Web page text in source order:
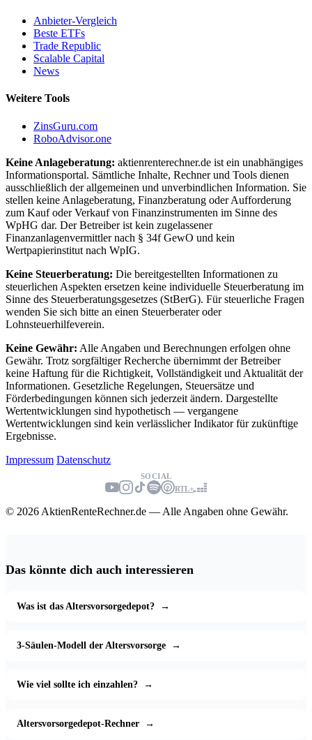
Anbieter-Vergleich
Beste ETFs
Trade Republic
Scalable Capital
News
Weitere Tools
ZinsGuru.com
RoboAdvisor.one
Keine Anlageberatung: aktienrenterechner.de ist ein unabhängiges
Informationsportal. Sämtliche Inhalte, Rechner und Tools dienen
ausschließlich der allgemeinen und unverbindlichen Information. Sie
stellen keine Anlageberatung, Finanzberatung oder Aufforderung
zum Kauf oder Verkauf von Finanzinstrumenten im Sinne des
WpHG dar. Der Betreiber ist kein zugelassener
Finanzanlagenvermittler nach § 34f GewO und kein
Wertpapierinstitut nach WpIG.
Keine Steuerberatung: Die bereitgestellten Informationen zu
steuerlichen Aspekten ersetzen keine individuelle Steuerberatung im
Sinne des Steuerberatungsgesetzes (StBerG). Für steuerliche Fragen
wenden Sie sich bitte an einen Steuerberater oder
Lohnsteuerhilfeverein.
Keine Gewähr: Alle Angaben und Berechnungen erfolgen ohne
Gewähr. Trotz sorgfältiger Recherche übernimmt der Betreiber
keine Haftung für die Richtigkeit, Vollständigkeit und Aktualität der
Informationen. Gesetzliche Regelungen, Steuersätze und
Förderbedingungen können sich jederzeit ändern. Dargestellte
Wertentwicklungen sind hypothetisch — vergangene
Wertentwicklungen sind kein verlässlicher Indikator für zukünftige
Ergebnisse.
Impressum Datenschutz
SOCIAL
RTL+
© 2026 AktienRenteRechner.de — Alle Angaben ohne Gewähr.
Das könnte dich auch interessieren
Was ist das Altersvorsorgedepot? →
3-Säulen-Modell der Altersvorsorge →
Wie viel sollte ich einzahlen? →
Altersvorsorgedepot-Rechner →